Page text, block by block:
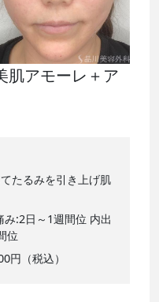
肌アモーレ＋ア
たるみを引き上げ肌
み:2日～1週間位 内出
位
円（税込）